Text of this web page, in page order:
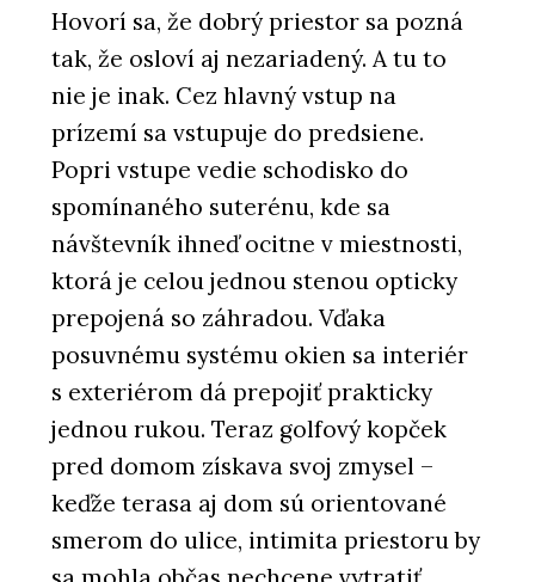
Hovorí sa, že dobrý priestor sa pozná
tak, že osloví aj nezariadený. A tu to
nie je inak. Cez hlavný vstup na
prízemí sa vstupuje do predsiene.
Popri vstupe vedie schodisko do
spomínaného suterénu, kde sa
návštevník ihneď ocitne v miestnosti,
ktorá je celou jednou stenou opticky
prepojená so záhradou. Vďaka
posuvnému systému okien sa interiér
s exteriérom dá prepojiť prakticky
jednou rukou. Teraz golfový kopček
pred domom získava svoj zmysel –
keďže terasa aj dom sú orientované
smerom do ulice, intimita priestoru by